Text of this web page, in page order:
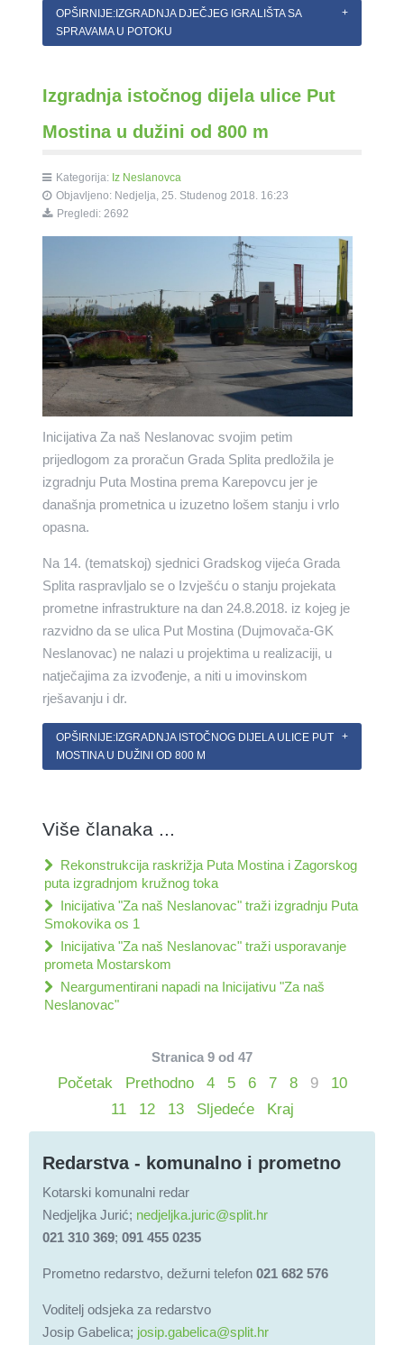
OPŠIRNIJE:IZGRADNJA DJEČJEG IGRALIŠTA SA
SPRAVAMA U POTOKU
Izgradnja istočnog dijela ulice Put
Mostina u dužini od 800 m
Kategorija: Iz Neslanovca
Objavljeno: Nedjelja, 25. Studenog 2018. 16:23
Pregledi: 2692
Inicijativa Za naš Neslanovac svojim petim
prijedlogom za proračun Grada Splita predložila je
izgradnju Puta Mostina prema Karepovcu jer je
današnja prometnica u izuzetno lošem stanju i vrlo
opasna.
Na 14. (tematskoj) sjednici Gradskog vijeća Grada
Splita raspravljalo se o Izvješću o stanju projekata
prometne infrastrukture na dan 24.8.2018. iz kojeg je
razvidno da se ulica Put Mostina (Dujmovača-GK
Neslanovac) ne nalazi u projektima u realizaciji, u
natječajima za izvođenje, a niti u imovinskom
rješavanju i dr.
OPŠIRNIJE:IZGRADNJA ISTOČNOG DIJELA ULICE PUT
MOSTINA U DUŽINI OD 800 M
Više članaka ...
Rekonstrukcija raskrižja Puta Mostina i Zagorskog
puta izgradnjom kružnog toka
Inicijativa "Za naš Neslanovac" traži izgradnju Puta
Smokovika os 1
Inicijativa "Za naš Neslanovac" traži usporavanje
prometa Mostarskom
Neargumentirani napadi na Inicijativu "Za naš
Neslanovac"
Stranica 9 od 47
Početak Prethodno 4 5 6 7 8 9
10
11
12 13 Sljedeće Kraj
Redarstva - komunalno i prometno
Kotarski komunalni redar
Nedjeljka Jurić; nedjeljka.juric@split.hr
021 310 369; 091 455 0235
Prometno redarstvo, dežurni telefon 021 682 576
Voditelj odsjeka za redarstvo
Josip Gabelica; josip.gabelica@split.hr